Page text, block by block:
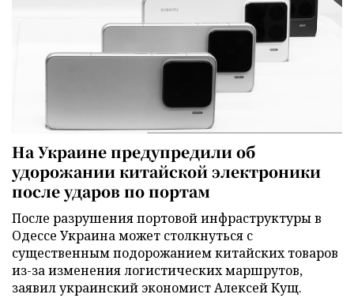
На Украине предупредили об
удорожании китайской электроники
после ударов по портам
После разрушения портовой инфраструктуры в
Одессе Украина может столкнуться с
существенным подорожанием китайских товаров
из-за изменения логистических маршрутов,
заявил украинский экономист Алексей Кущ.